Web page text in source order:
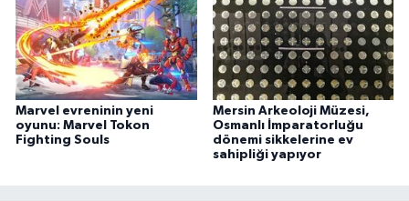
Marvel evreninin yeni
oyunu: Marvel Tokon
Fighting Souls
Mersin Arkeoloji Müzesi,
Osmanlı İmparatorluğu
dönemi sikkelerine ev
sahipliği yapıyor